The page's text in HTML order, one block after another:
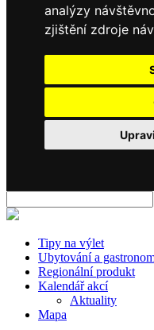
analýzy
zjištění zdroje
Tipy na výlet
Ubytování a
Regionální produkt
Kalendář akcí
Aktuality
Mapa